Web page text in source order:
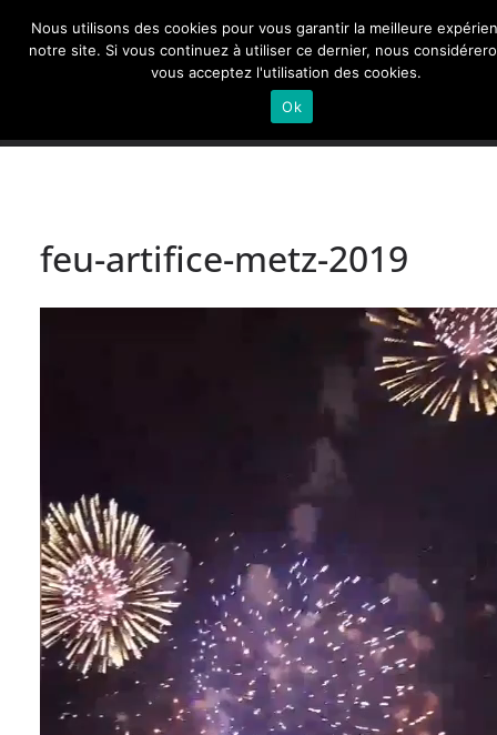
Actualités de Lorraine pour les Lorrains
feu-artifice-metz-2019
Nous utilisons des cookies pour vous garantir la meilleure
notre site. Si vous continuez à utiliser ce dernier, nous
vous acceptez l'utilisation des cookies.
Ok